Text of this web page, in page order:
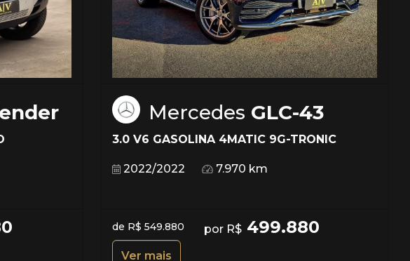
Mercedes GLC-43
3.0 V6 GASOLINA 4MATIC 9G-TRONIC
2022/2022 7.970 km
de R$ 549.880 por R$ 499.880
Ver mais